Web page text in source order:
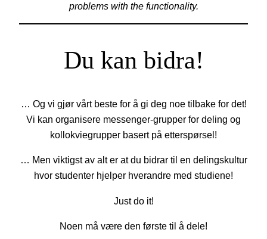
problems with the functionality.
Du kan bidra!
… Og vi gjør vårt beste for å gi deg noe tilbake for det!
Vi kan organisere messenger-grupper for deling og
kollokviegrupper basert på etterspørsel!
… Men viktigst av alt er at du bidrar til en delingskultur
hvor studenter hjelper hverandre med studiene!
Just do it!
Noen må være den første til å dele!